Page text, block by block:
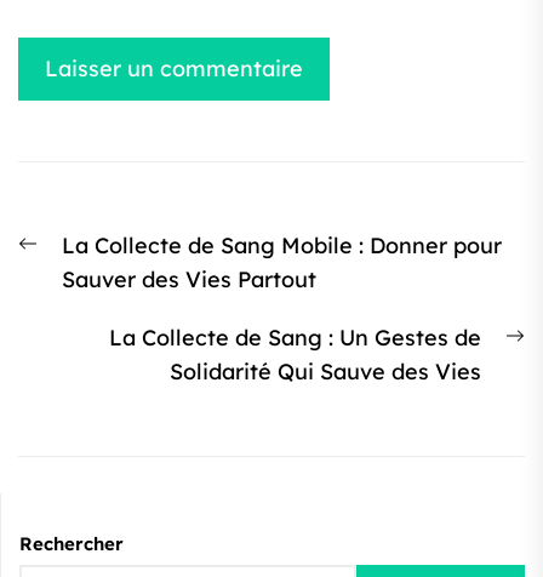
de
l’article
Article
précédent
La Collecte de Sang Mobile : Donner pour
Sauver des Vies Partout
La Collecte de Sang : Un Gestes de
Solidarité Qui Sauve des Vies
Rechercher